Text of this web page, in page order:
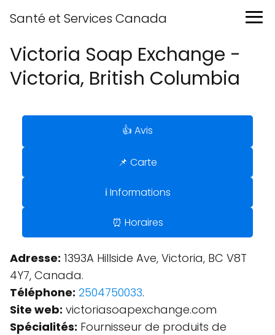
Santé et Services Canada
Victoria Soap Exchange -
Victoria, British Columbia
👍 Avis
📌 Carte
ℹ️ Informations
⏰ Horaires
Adresse: 1393A Hillside Ave, Victoria, BC V8T
4Y7, Canada.
Téléphone: 2504750033.
Site web: victoriasoapexchange.com
Spécialités: Fournisseur de produits de